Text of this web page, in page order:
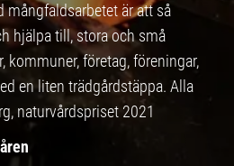
mångfaldsarbetet är att så
hjälpa till, stora och små
kommuner, företag, föreningar,
en liten trädgårdstäppa. Alla
naturvårdspriset 2021